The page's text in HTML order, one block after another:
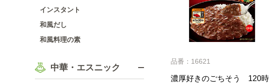
インスタント
和風だし
和風料理の素
中華・エスニック
品番：16621
濃厚好きのごちそう 120時